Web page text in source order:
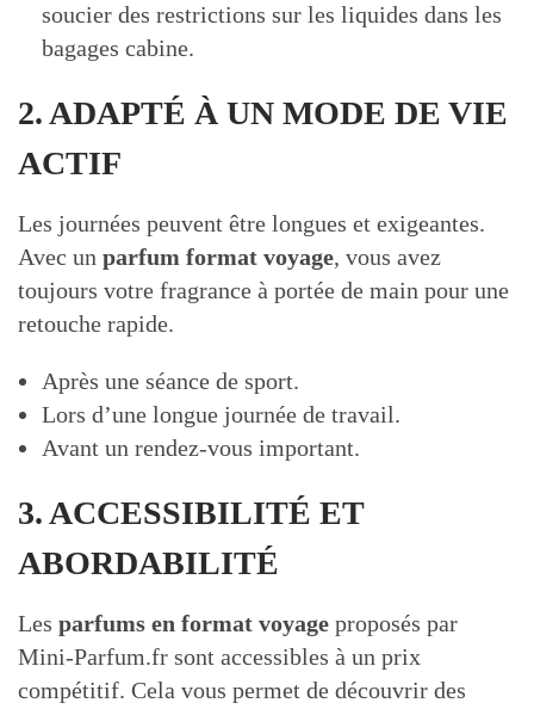
soucier des restrictions sur les liquides dans les
bagages cabine.
2. ADAPTÉ À UN MODE DE VIE
ACTIF
Les journées peuvent être longues et exigeantes.
Avec un parfum format voyage, vous avez
toujours votre fragrance à portée de main pour une
retouche rapide.
Après une séance de sport.
Lors d’une longue journée de travail.
Avant un rendez-vous important.
3. ACCESSIBILITÉ ET
ABORDABILITÉ
Les parfums en format voyage proposés par
Mini-Parfum.fr sont accessibles à un prix
compétitif. Cela vous permet de découvrir des